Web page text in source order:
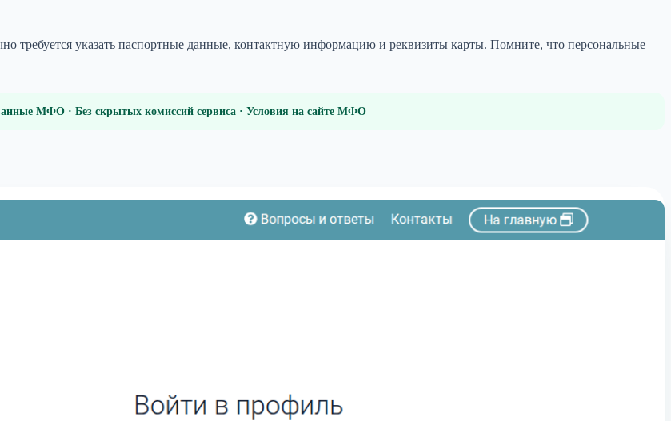
требуется указать паспортные данные, контактную информацию и реквизиты карты. Помните, что персональные
МФО · Без скрытых комиссий сервиса · Условия на сайте МФО